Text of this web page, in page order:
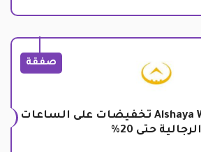
صفقة
كود خصم Alshaya Watches تخفيضات على الساعات
الرجالية حتى 20%